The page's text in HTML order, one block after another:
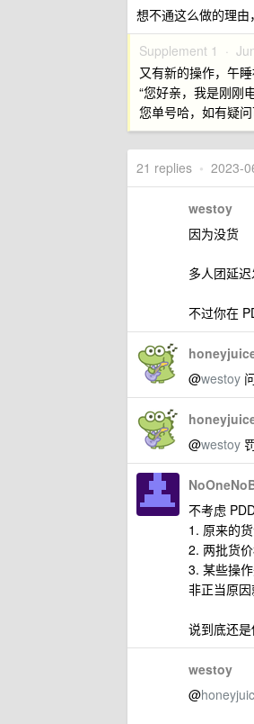
想不通这么做的理
Supplement 1 ·
又有新的操作，午
“您好亲，我是刚刚
您单号哈，如有疑
21 replies • 2023-
westoy
因为没货
多人团延
不过你在
@westoy
@westoy
不考虑
1. 原来的
2. 两批货
3. 某些操
非正当原
说到底还
westoy
@